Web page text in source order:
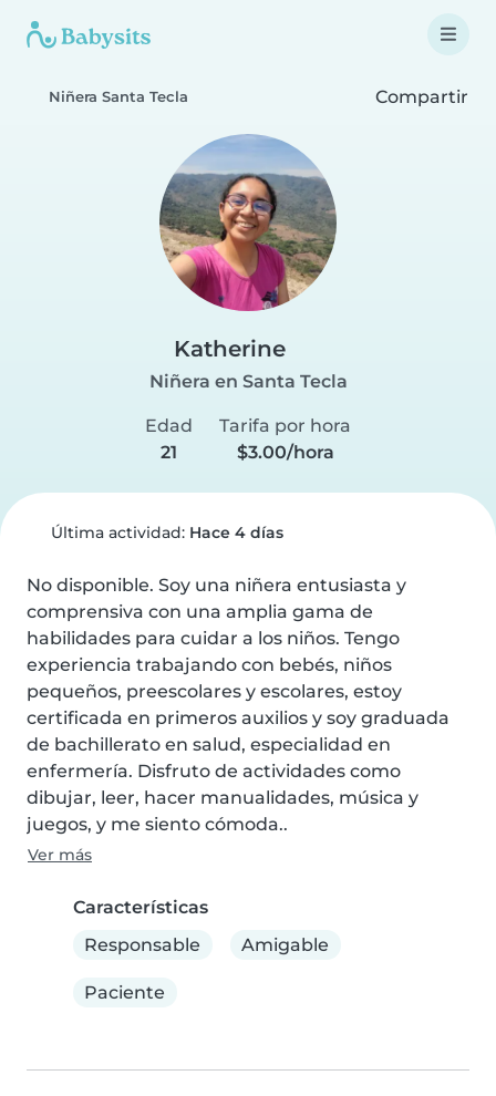
Niñera Santa Tecla Compartir
Katherine
Niñera en Santa Tecla
Edad
21
Tarifa por hora
$3.00/hora
Última actividad: Hace 4 días
No disponible. Soy una niñera entusiasta y
comprensiva con una amplia gama de
habilidades para cuidar a los niños. Tengo
experiencia trabajando con bebés, niños
pequeños, preescolares y escolares, estoy
certificada en primeros auxilios y soy graduada
de bachillerato en salud, especialidad en
enfermería. Disfruto de actividades como
dibujar, leer, hacer manualidades, música y
juegos, y me siento cómoda..
Ver más
Características
Responsable
Amigable
Paciente